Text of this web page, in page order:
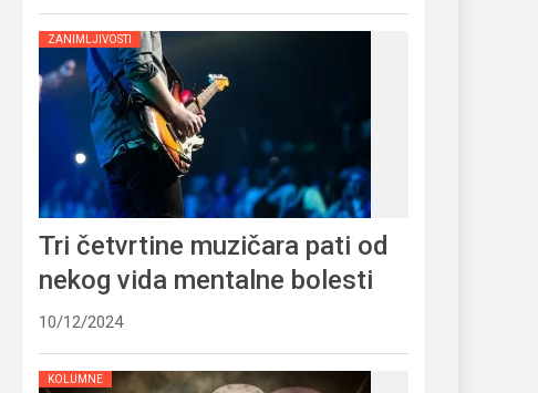
ZANIMLJIVOSTI
Tri četvrtine muzičara pati od
nekog vida mentalne bolesti
10/12/2024
KOLUMNE